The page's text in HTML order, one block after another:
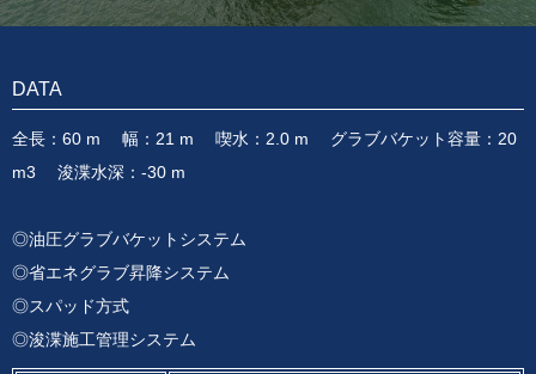
DATA
全長：60 m 幅：21 m 喫水：2.0 m グラブバケット容量：20
m3 浚渫水深：-30 m
◎油圧グラブバケットシステム
◎省エネグラブ昇降システム
◎スパッド方式
◎浚渫施工管理システム